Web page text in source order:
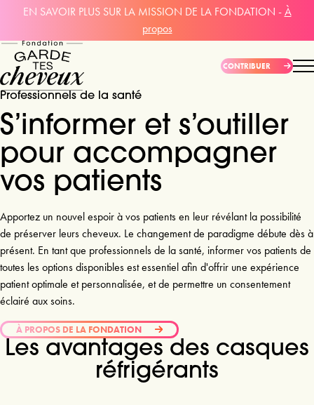
EN SAVOIR PLUS SUR LA MISSION DE LA FONDATION -À
propos
CONTRIBUER
Professionnels de la santé
S’informer et s’outiller
pour accompagner
vos patients
Apportez un nouvel espoir à vos patients en leur révélant la possibilité
de préserver leurs cheveux. Le changement de paradigme débute dès à
présent. En tant que professionnels de la santé, informer vos patients de
toutes les options disponibles est essentiel afin d'offrir une expérience
patient optimale et personnalisée, et de permettre un consentement
éclairé aux soins.
À PROPOS DE LA FONDATION
Les avantages des casques
réfrigérants